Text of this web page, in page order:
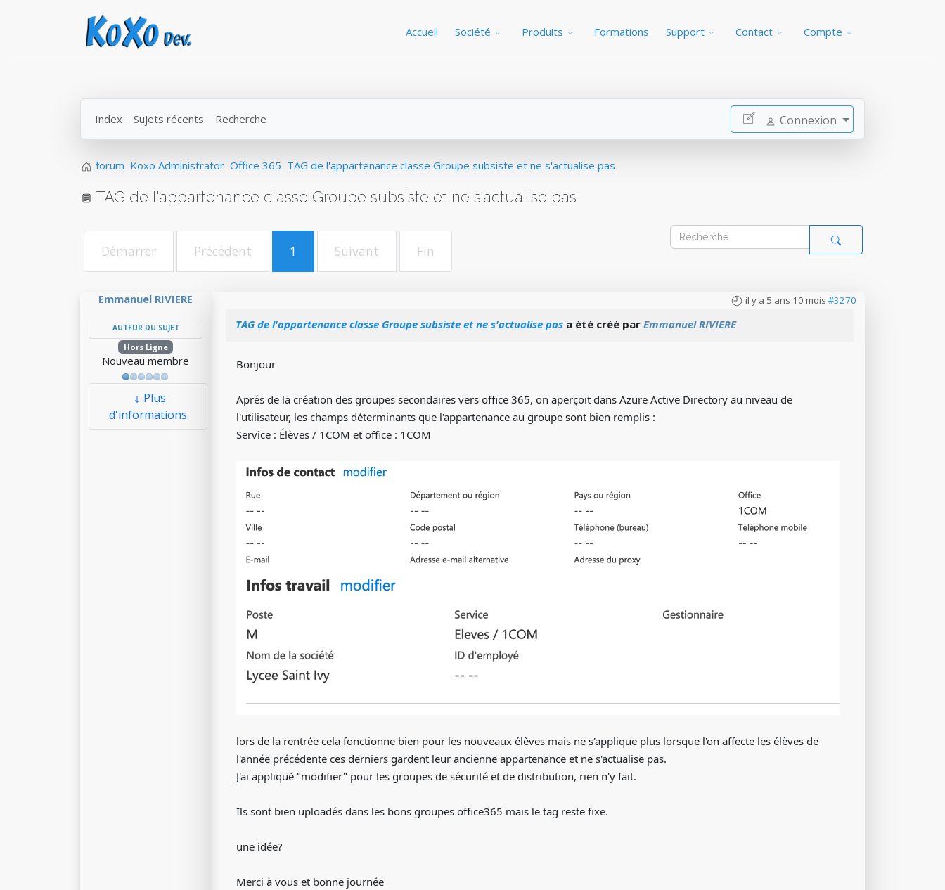
Accueil Société Produits Formations Support Contact Compte
Index Sujets récents Recherche Connexion
forum Koxo Administrator Office 365 TAG de l'appartenance classe Groupe subsiste et ne s'actualise pas
TAG de l'appartenance classe Groupe subsiste et ne s'actualise pas
Démarrer Précédent 1 Suivant Fin
Emmanuel RIVIERE
AUTEUR DU SUJET
Hors Ligne
Nouveau membre
Plus
d'informations
il y a 5 ans 10 mois #3270
TAG de l'appartenance classe Groupe subsiste et ne s'actualise pas a été créé par Emmanuel RIVIERE
Bonjour
Aprés de la création des groupes secondaires vers office 365, on aperçoit dans Azure Active Directory au niveau de
l'utilisateur, les champs déterminants que l'appartenance au groupe sont bien remplis :
Service : Élèves / 1COM et office : 1COM
lors de la rentrée cela fonctionne bien pour les nouveaux élèves mais ne s'applique plus lorsque l'on affecte les élèves de
l'année précédente ces derniers gardent leur ancienne appartenance et ne s'actualise pas.
J'ai appliqué "modifier" pour les groupes de sécurité et de distribution, rien n'y fait.
Ils sont bien uploadés dans les bons groupes office365 mais le tag reste fixe.
une idée?
Merci à vous et bonne journée